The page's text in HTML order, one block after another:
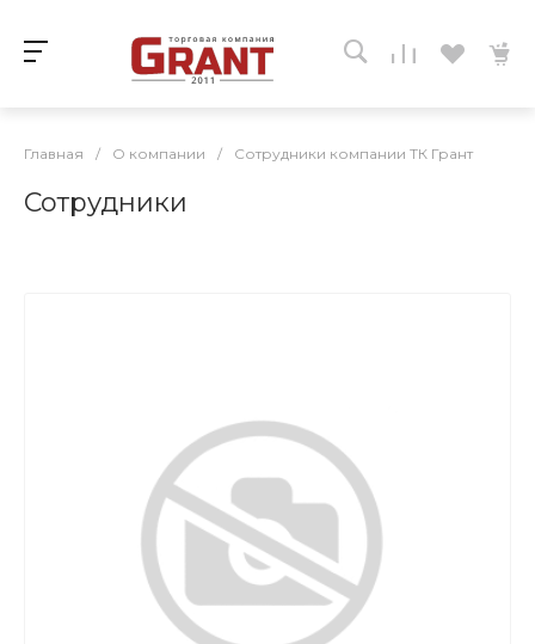
Главная / О компании / Сотрудники компании ТК Грант
Сотрудники